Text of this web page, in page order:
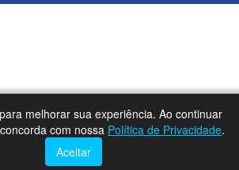
melhorar sua experiência. Ao continuar
com nossa Política de Privacidade.
Aceitar